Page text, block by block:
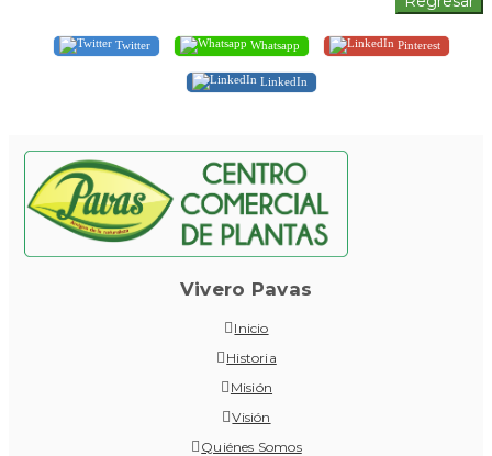
Twitter Whatsapp Pinterest
LinkedIn
Vivero Pavas
Inicio
Historia
Misión
Visión
Quiénes Somos